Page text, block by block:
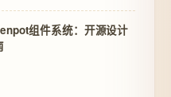
组件系统：开源设计